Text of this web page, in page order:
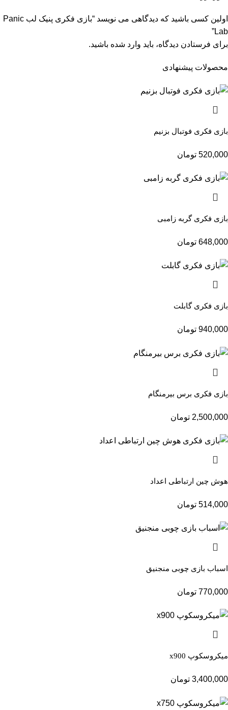
اولین کسی باشید که دیدگاهی می نویسد “بازی فکری پنیک لب Panic
Lab”
برای فرستادن دیدگاه، باید وارد شده باشید.
محصولات پیشنهادی
بازی فکری فوتبال بزنیم
520,000 تومان
بازی فکری گربه زامبی
648,000 تومان
بازی فکری گابلت
940,000 تومان
بازی فکری برس بیرمنگام
2,500,000 تومان
هوش چین ارتباطی اعداد
514,000 تومان
اسباب بازی چوبی منجنیق
770,000 تومان
میکروسکوپ x900
3,400,000 تومان